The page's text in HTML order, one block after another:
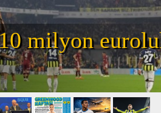
milyon